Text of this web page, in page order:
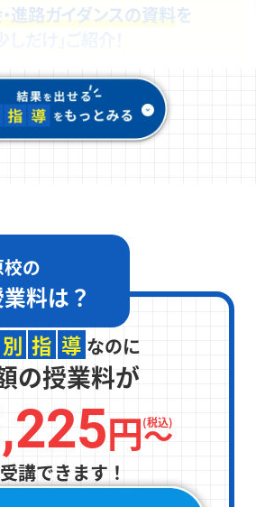
進路ガイダンスの資料を
の
料は？
別 指 導 なのに
の授業料が
円〜
(税込)
講できます！